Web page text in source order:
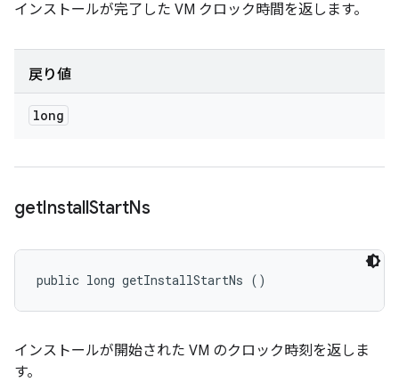
インストールが完了した VM クロック時間を返します。
戻り値
long
getInstallStartNs
public long getInstallStartNs ()
インストールが開始された VM のクロック時刻を返しま
す。